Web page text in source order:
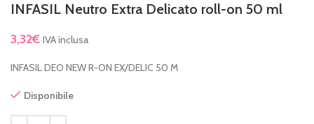
INFASIL Neutro Extra Delicato roll-on 50 ml
3,32€ IVA inclusa
INFASIL DEO NEW R-ON EX/DELIC 50 M
Disponibile